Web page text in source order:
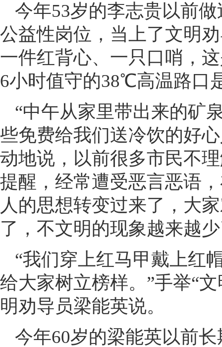
今年53岁的李志贵以前
公益性岗位，当上了文明
一件红背心、一只口哨，
6小时值守的38℃高温路口
“中午从家里带出来的矿
些免费给我们送冷饮的好
动地说，以前很多市民不
提醒，经常遭受恶言恶语
人的思想转变过来了，大
了，不文明的现象越来越
“我们穿上红马甲戴上红
给大家树立榜样。”手举“
明劝导员梁能英说。
今年60岁的梁能英以前